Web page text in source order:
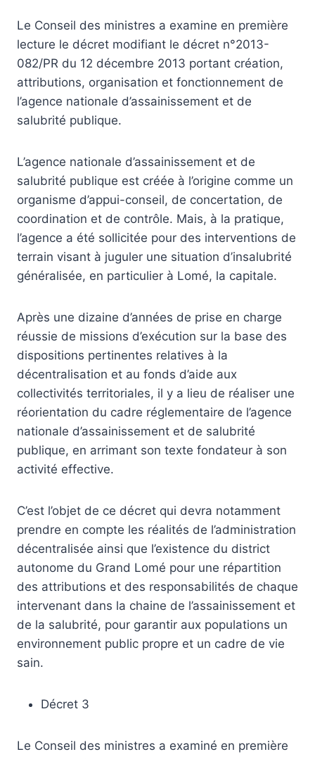
Le Conseil des ministres a examine en première
lecture le décret modifiant le décret n°2013-
082/PR du 12 décembre 2013 portant création,
attributions, organisation et fonctionnement de
l’agence nationale d’assainissement et de
salubrité publique.
L’agence nationale d’assainissement et de
salubrité publique est créée à l’origine comme un
organisme d’appui-conseil, de concertation, de
coordination et de contrôle. Mais, à la pratique,
l’agence a été sollicitée pour des interventions de
terrain visant à juguler une situation d’insalubrité
généralisée, en particulier à Lomé, la capitale.
Après une dizaine d’années de prise en charge
réussie de missions d’exécution sur la base des
dispositions pertinentes relatives à la
décentralisation et au fonds d’aide aux
collectivités territoriales, il y a lieu de réaliser une
réorientation du cadre réglementaire de l’agence
nationale d’assainissement et de salubrité
publique, en arrimant son texte fondateur à son
activité effective.
C’est l’objet de ce décret qui devra notamment
prendre en compte les réalités de l’administration
décentralisée ainsi que l’existence du district
autonome du Grand Lomé pour une répartition
des attributions et des responsabilités de chaque
intervenant dans la chaine de l’assainissement et
de la salubrité, pour garantir aux populations un
environnement public propre et un cadre de vie
sain.
Décret 3
Le Conseil des ministres a examiné en première